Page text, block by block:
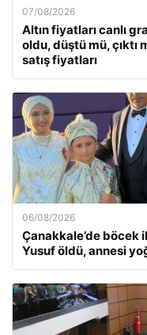
07/08/2026
Altın fiyatları canlı
oldu, düştü mü, çıktı
satış fiyatları
06/08/2026
Çanakkale’de böcek
Yusuf öldü, annesi